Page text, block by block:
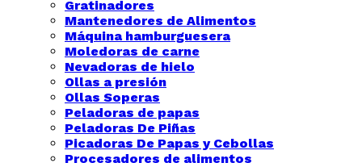
Gratinadores
Mantenedores de Alimentos
Máquina hamburguesera
Moledoras de carne
Nevadoras de hielo
Ollas a presión
Ollas Soperas
Peladoras de papas
Peladoras De Piñas
Picadoras De Papas y Cebollas
Procesadores de alimentos